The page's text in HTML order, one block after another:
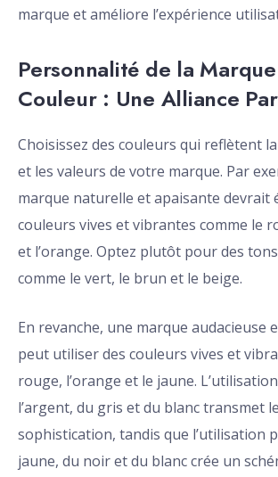
marque et améliore l’expérience
Personnalité de la
Couleur : Une Alliance
Choisissez des couleurs qui reflètent
et les valeurs de votre marque. Par
marque naturelle et apaisante devrait
couleurs vives et vibrantes comme le
et l’orange. Optez plutôt pour des
comme le vert, le brun et le beige.
En revanche, une marque audacieuse
peut utiliser des couleurs vives et
rouge, l’orange et le jaune.
l’argent, du gris et du blanc transmet
sophistication, tandis que l’utilisation
jaune, du noir et du blanc crée un